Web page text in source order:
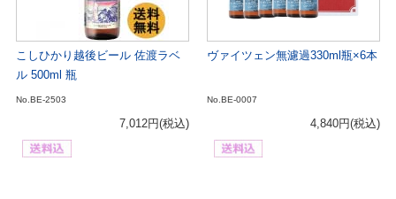
こしひかり越後ビール 佐渡ラベ
ル 500ml 瓶
No.BE-2503
7,012円(税込)
ヴァイツェン無濾過330ml瓶×6本
No.BE-0007
4,840円(税込)